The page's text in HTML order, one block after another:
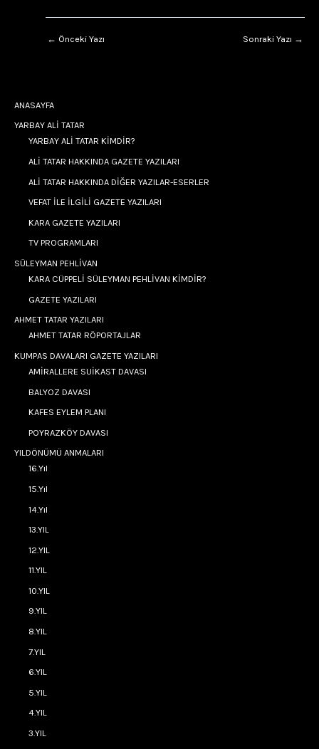
ANASAYFA
YARBAY ALİ TATAR
YARBAY ALİ TATAR KİMDİR?
ALİ TATAR HAKKINDA GAZETE YAZILARI
ALİ TATAR HAKKINDA DİĞER YAZILAR-ESERLER
VEFAT İLE İLGİLİ GAZETE YAZILARI
KARA GAZETE YAZILARI
TV PROGRAMLARI
SÜLEYMAN PEHLİVAN
KARA CÜPPELİ SÜLEYMAN PEHLİVAN KİMDİR?
GAZETE YAZILARI
AHMET TATAR YAZILARI
AHMET TATAR RÖPORTAJLAR
KUMPAS DAVALARI GAZETE YAZILARI
AMİRALLERE SUİKAST DAVASI
BALYOZ DAVASI
KAFES EYLEM PLANI
POYRAZKÖY DAVASI
YILDÖNÜMÜ ANMALARI
16.Yıl
15.Yıl
14.Yıl
13.YIL
12.YIL
11.YIL
10.YIL
9.YIL
8.YIL
7.YIL
6.YIL
5.YIL
4.YIL
3.YIL
← Önceki Yazı Sonraki Yazı →